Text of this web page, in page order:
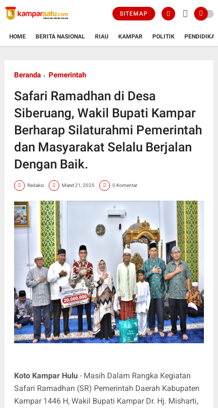
SITEMAP
HOME BERITA NASIONAL RIAU KAMPAR POLITIK
Beranda Pemerintah
Safari Ramadhan di Desa
Siberuang, Wakil Bupati Kampar
Berharap Silaturahmi Pemerintah
dan Masyarakat Selalu Berjalan
Dengan Baik.
Redaksi Maret 21, 2025 0 Komentar
Koto Kampar Hulu - Masih Dalam Rangka Kegiatan
Safari Ramadhan (SR) Pemerintah Daerah Kabupaten
Kampar 1446 H, Wakil Bupati Kampar Dr. Hj. Misharti,